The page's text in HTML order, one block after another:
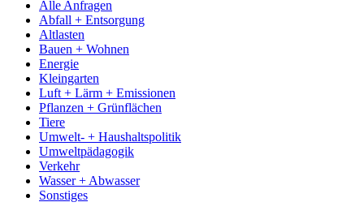
Alle Anfragen
Abfall + Entsorgung
Altlasten
Bauen + Wohnen
Energie
Kleingarten
Luft + Lärm + Emissionen
Pflanzen + Grünflächen
Tiere
Umwelt- + Haushaltspolitik
Umweltpädagogik
Verkehr
Wasser + Abwasser
Sonstiges